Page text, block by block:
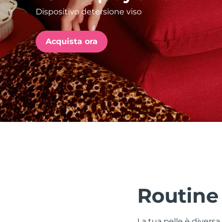
Dispositivo detersione viso
Acquista ora
issa™ Teeth Whitening Set
FAQ™ Dual LED Panel
POPOLARE